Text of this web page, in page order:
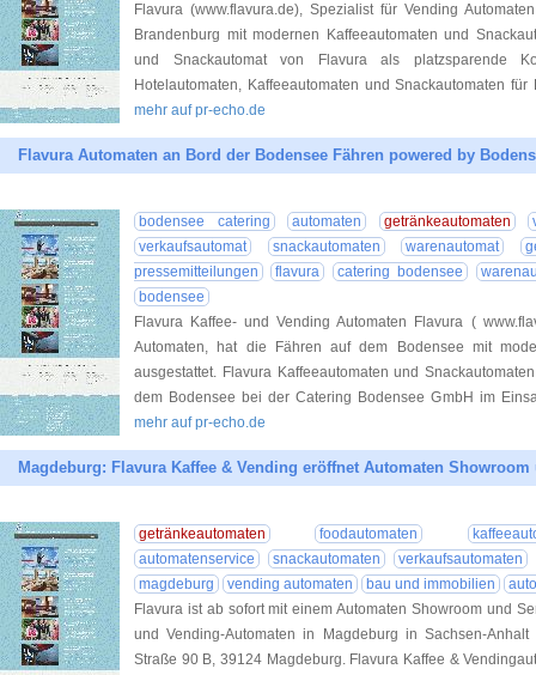
Flavura (www.flavura.de), Spezialist für Vending
Brandenburg mit modernen Kaffeeautomaten und
und Snackautomat von Flavura als platzsparende
Hotelautomaten, Kaffeeautomaten und Snackautomaten
mehr auf pr-echo.de
Flavura Automaten an Bord der Bodensee Fähren powered by
bodensee catering automaten getränkeautomaten
verkaufsautomat
snackautomaten warenautomat
pressemitteilungen
flavura catering bodensee
bodensee
Flavura Kaffee- und Vending Automaten Flavura (
Automaten, hat die Fähren auf dem Bodensee mit
ausgestattet. Flavura Kaffeeautomaten und
dem Bodensee bei der Catering Bodensee GmbH im
mehr auf pr-echo.de
Magdeburg: Flavura Kaffee & Vending eröffnet Automaten
getränkeautomaten foodautomaten
automatenservice
snackautomaten
verkaufsautomaten
magdeburg
vending automaten bau und immobilien
Flavura ist ab sofort mit einem Automaten Showroom und
und Vending-Automaten in Magdeburg in Sachsen-
Straße 90 B, 39124 Magdeburg. Flavura Kaffee &